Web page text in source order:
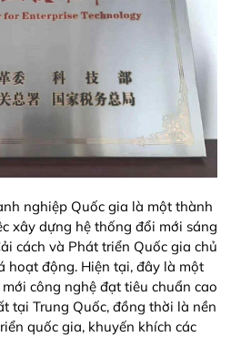
nghiệp Quốc gia là một thành
xây dựng hệ thống đổi mới sáng
cách và Phát triển Quốc gia chủ
hoạt động. Hiện tại, đây là một
công nghệ đạt tiêu chuẩn cao
tại Trung Quốc, đồng thời là nền
quốc gia, khuyến khích các